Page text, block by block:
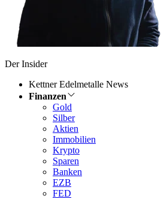
Der Insider
Kettner Edelmetalle News
Finanzen
Gold
Silber
Aktien
Immobilien
Krypto
Sparen
Banken
EZB
FED